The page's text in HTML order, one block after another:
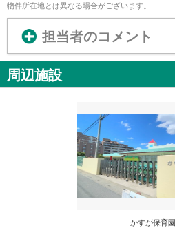
物件所在地とは異なる場合がございます。
担当者のコメント
周辺施設
かすが保育園